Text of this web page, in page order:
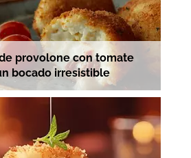
provolone con tomate
bocado irresistible